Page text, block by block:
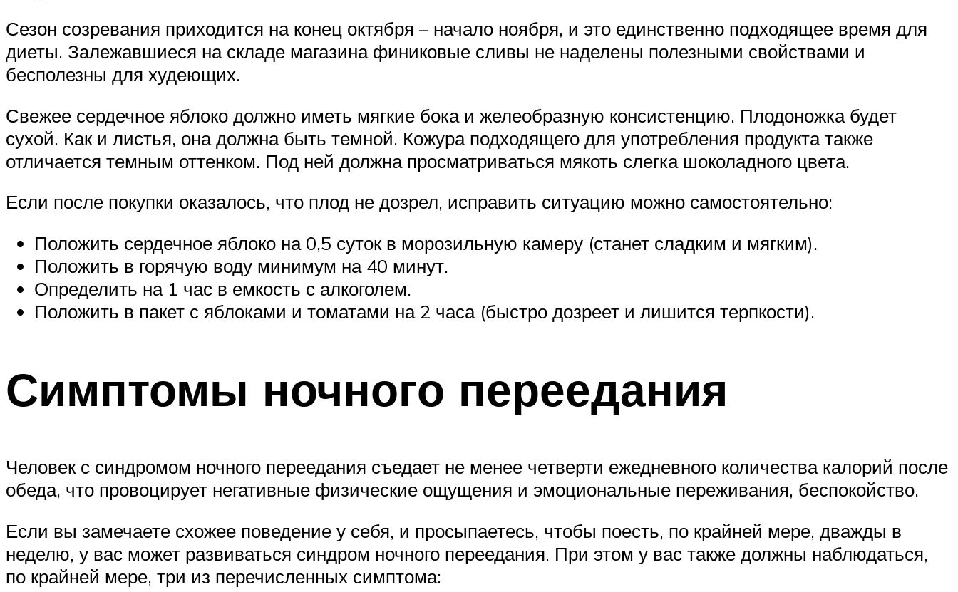
Сезон созревания приходится на конец октября – начало ноября, и это единственно подходящее время для
диеты. Залежавшиеся на складе магазина финиковые сливы не наделены полезными свойствами и
бесполезны для худеющих.
Свежее сердечное яблоко должно иметь мягкие бока и желеобразную консистенцию. Плодоножка будет
сухой. Как и листья, она должна быть темной. Кожура подходящего для употребления продукта также
отличается темным оттенком. Под ней должна просматриваться мякоть слегка шоколадного цвета.
Если после покупки оказалось, что плод не дозрел, исправить ситуацию можно самостоятельно:
Положить сердечное яблоко на 0,5 суток в морозильную камеру (станет сладким и мягким).
Положить в горячую воду минимум на 40 минут.
Определить на 1 час в емкость с алкоголем.
Положить в пакет с яблоками и томатами на 2 часа (быстро дозреет и лишится терпкости).
Симптомы ночного переедания
Человек с синдромом ночного переедания съедает не менее четверти ежедневного количества калорий после
обеда, что провоцирует негативные физические ощущения и эмоциональные переживания, беспокойство.
Если вы замечаете схожее поведение у себя, и просыпаетесь, чтобы поесть, по крайней мере, дважды в
неделю, у вас может развиваться синдром ночного переедания. При этом у вас также должны наблюдаться,
по крайней мере, три из перечисленных симптома: